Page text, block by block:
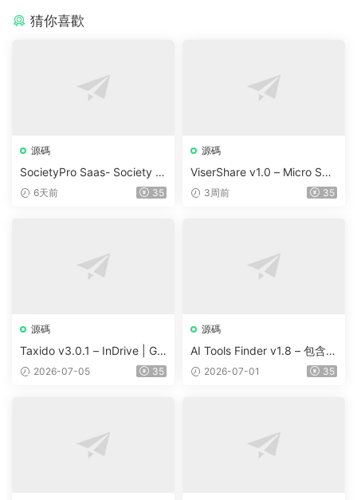
猜你喜歡
源碼
SocietyPro Saas- Society M
anagement Software v1.0.7
6天前 35
源碼
ViserShare v1.0 – Micro Sha
re Trading And Prediction Pl
3周前 35
源碼
Taxido v3.0.1 – InDrive | Gr
ab | Uber Clone | Taxi Booki
2026-07-05 35
源碼
AI Tools Finder v1.8 – 包含 5
000 多種工具、訂閱、廣告
2026-07-01 35